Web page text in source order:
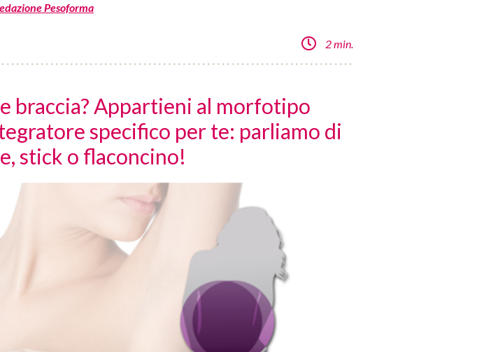
Pesoforma
2 min.
braccia? Appartieni al morfotipo
specifico per te: parliamo di
stick o flaconcino!